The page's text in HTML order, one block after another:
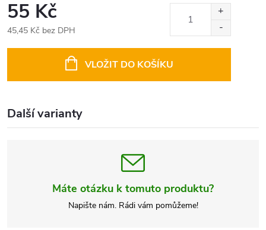
55 Kč
45,45 Kč bez DPH
VLOŽIT DO KOŠÍKU
Další varianty
Máte otázku k tomuto produktu?
Napište nám. Rádi vám pomůžeme!